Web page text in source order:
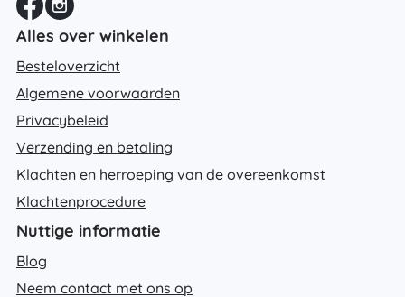
Alles over winkelen
Besteloverzicht
Algemene voorwaarden
Privacybeleid
Verzending en betaling
Klachten en herroeping van de overeenkomst
Klachtenprocedure
Nuttige informatie
Blog
Neem contact met ons op